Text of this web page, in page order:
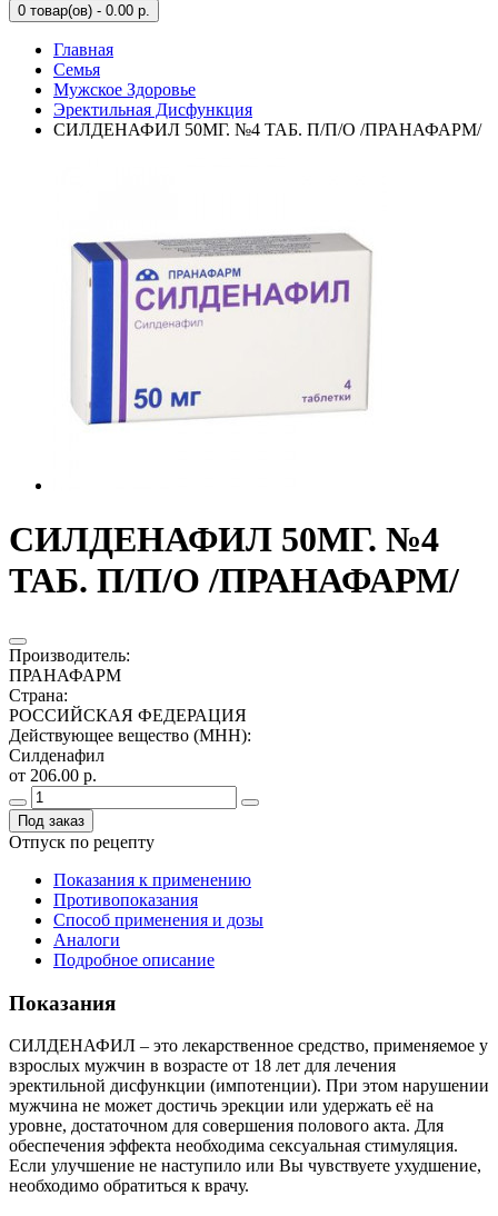
0 товар(ов) - 0.00 р.
Главная
Семья
Мужское Здоровье
Эректильная Дисфункция
СИЛДЕНАФИЛ 50МГ. №4 ТАБ. П/П/О /ПРАНАФАРМ/
СИЛДЕНАФИЛ 50МГ. №4
ТАБ. П/П/О /ПРАНАФАРМ/
Производитель:
ПРАНАФАРМ
Страна:
РОССИЙСКАЯ ФЕДЕРАЦИЯ
Действующее вещество (МНН):
Силденафил
от 206.00 р.
Под заказ
Отпуск по рецепту
Показания к применению
Противопоказания
Способ применения и дозы
Аналоги
Подробное описание
Показания
СИЛДЕНАФИЛ – это лекарственное средство, применяемое у
взрослых мужчин в возрасте от 18 лет для лечения
эректильной дисфункции (импотенции). При этом нарушении
мужчина не может достичь эрекции или удержать её на
уровне, достаточном для совершения полового акта. Для
обеспечения эффекта необходима сексуальная стимуляция.
Если улучшение не наступило или Вы чувствуете ухудшение,
необходимо обратиться к врачу.